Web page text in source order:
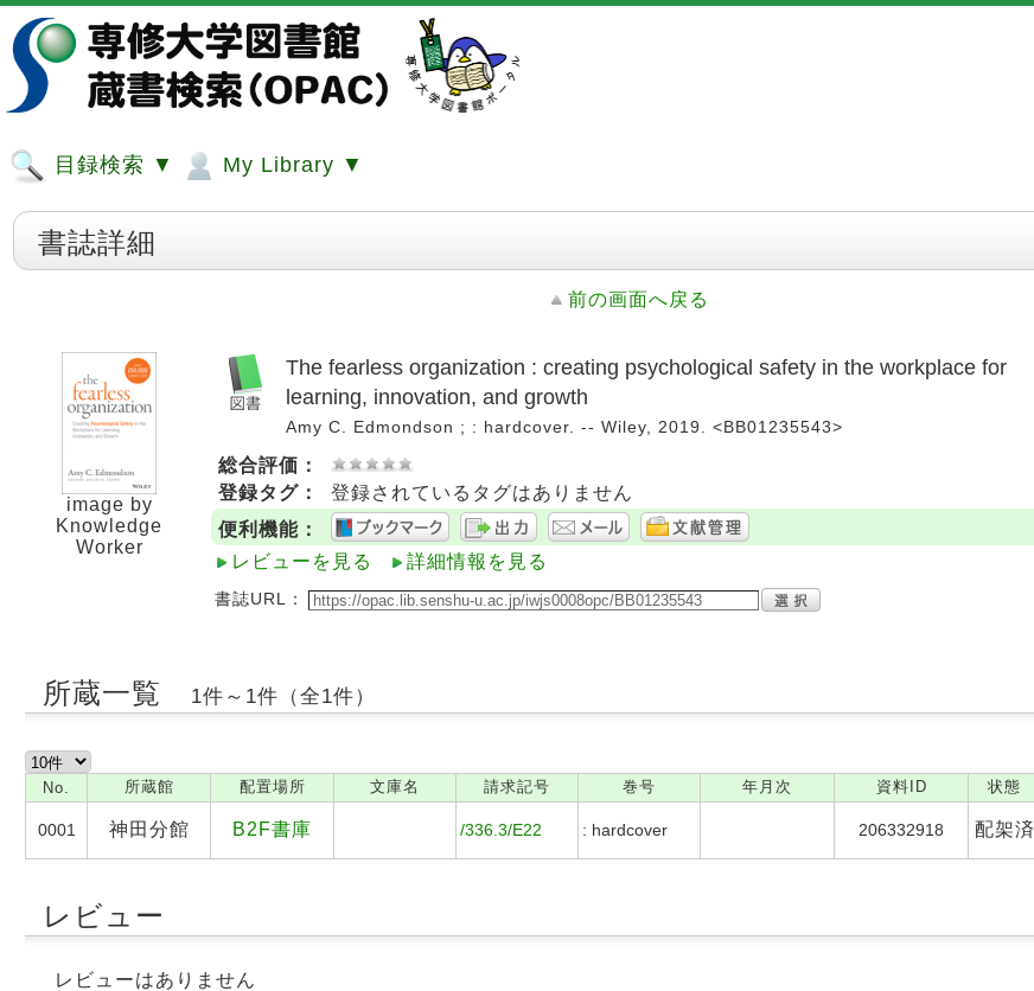
目録検索 ▼ My Library ▼
書誌詳細
前の画面へ戻る
image by
Knowledge
Worker
The fearless organization : creating psychological safety in the workplace for
learning, innovation, and growth
Amy C. Edmondson ; : hardcover. -- Wiley, 2019. <BB01235543>
総合評価：
登録タグ：
登録されているタグはありません
便利機能：
レビューを見る
詳細情報を見る
書誌URL：
所蔵一覧 1件～1件（全1件）
No. 所蔵館 配置場所 文庫名 請求記号 巻号 年月次 資料ID 状態
0001 神田分館 B2F書庫 /336.3/E22 : hardcover 206332918 配架済
レビュー
レビューはありません